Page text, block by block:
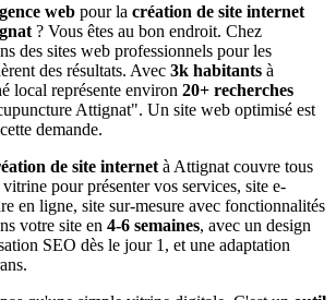
web pour la création de site internet
? Vous êtes au bon endroit. Chez
des sites web professionnels pour les
des résultats. Avec 3k habitants à
local représente environ 20+ recherches
Attignat". Un site web optimisé est
demande.
de site internet à Attignat couvre tous
pour présenter vos services, site e-
en ligne, site sur-mesure avec fonctionnalités
votre site en 4-6 semaines, avec un design
SEO dès le jour 1, et une adaptation